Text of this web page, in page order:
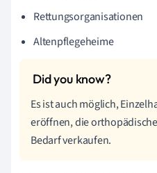
Rettungsorganisationen
Altenpflegeheime
Es ist auch möglich,
eröffnen, die
Bedarf verkaufen.